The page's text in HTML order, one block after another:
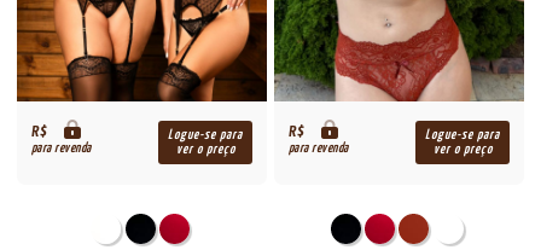
R$
para revenda
Logue-se para
ver o preço
R$
para revenda
Logue-se para
ver o preço